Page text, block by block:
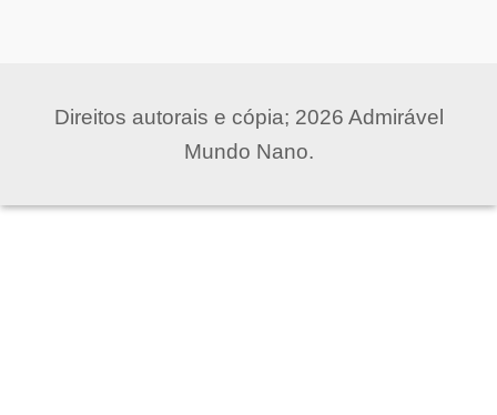
Direitos autorais e cópia; 2026 Admirável
Mundo Nano.